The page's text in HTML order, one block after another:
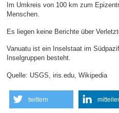
Im Umkreis von 100 km zum
Menschen.
Es liegen keine Berichte über
Vanuatu ist ein Inselstaat im
Inselgruppen besteht.
Quelle: USGS, iris.edu, Wikipedia
twittern